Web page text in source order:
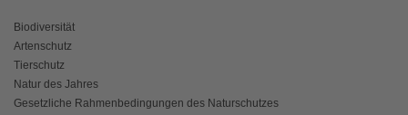
Biodiversität
Artenschutz
Tierschutz
Natur des Jahres
Gesetzliche Rahmenbedingungen des Naturschutzes